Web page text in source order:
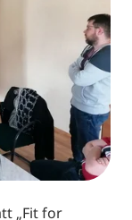
„Fit for